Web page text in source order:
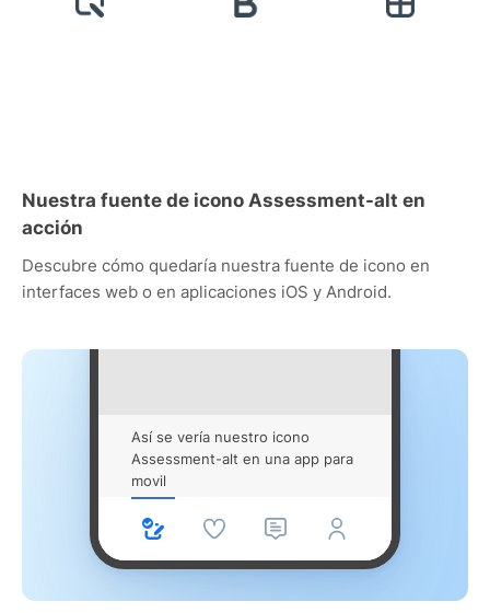
Nuestra fuente de icono Assessment-alt en
acción
Descubre cómo quedaría nuestra fuente de icono en
interfaces web o en aplicaciones iOS y Android.
Así se vería nuestro icono
Assessment-alt en una app para
movil